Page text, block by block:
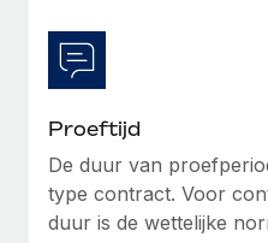
Proeftijd
De duur van
type contract. Voor
duur is de wettelijke